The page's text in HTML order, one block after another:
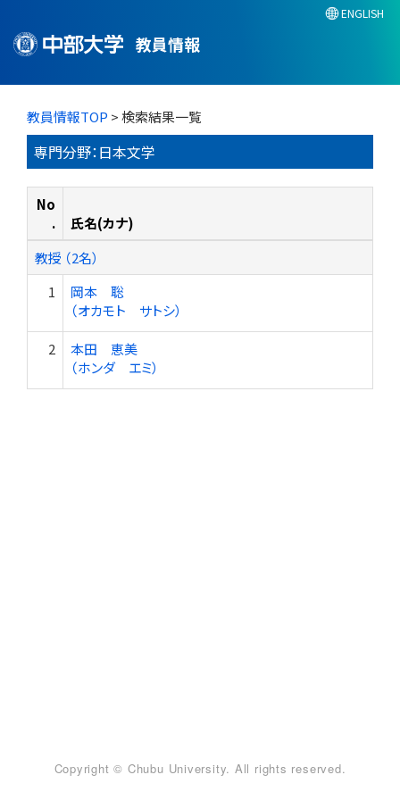
教員情報
ENGLISH
教員情報TOP > 検索結果一覧
専門分野：日本文学
No
.
氏名(カナ)
教授 （2名）
1
岡本 聡
（オカモト サトシ）
2
本田 恵美
（ホンダ エミ）
Copyright © Chubu University. All rights reserved.